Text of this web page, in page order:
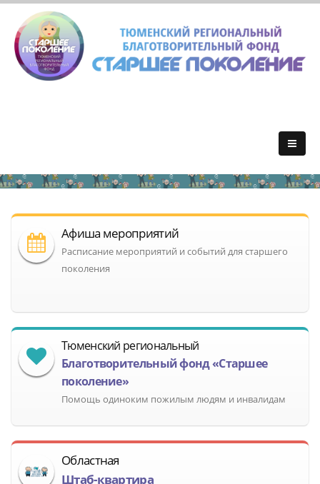
Афиша мероприятий
Расписание мероприятий и событий для старшего
поколения
Тюменский региональный
Благотворительный фонд «Старшее
поколение»
Помощь одиноким пожилым людям и инвалидам
Областная
Штаб-квартира